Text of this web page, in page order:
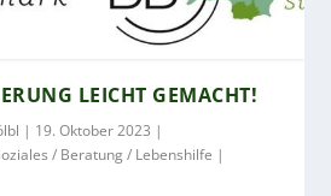
LEICHT GEMACHT!
| 19. Oktober 2023 |
/ Beratung / Lebenshilfe |